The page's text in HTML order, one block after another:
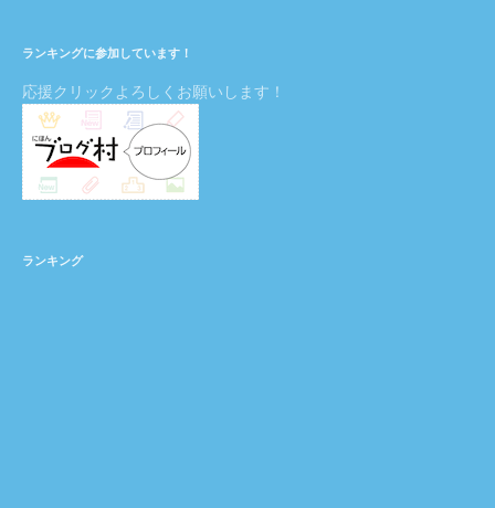
ランキングに参加しています！
応援クリックよろしくお願いします！
ランキング